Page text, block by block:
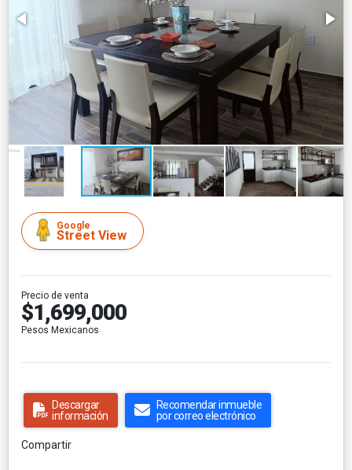
Google
Street View
Precio de venta
$1,699,000
Pesos Mexicanos
Descargar
información
Recomendar inmueble
por correo electrónico
Compartir